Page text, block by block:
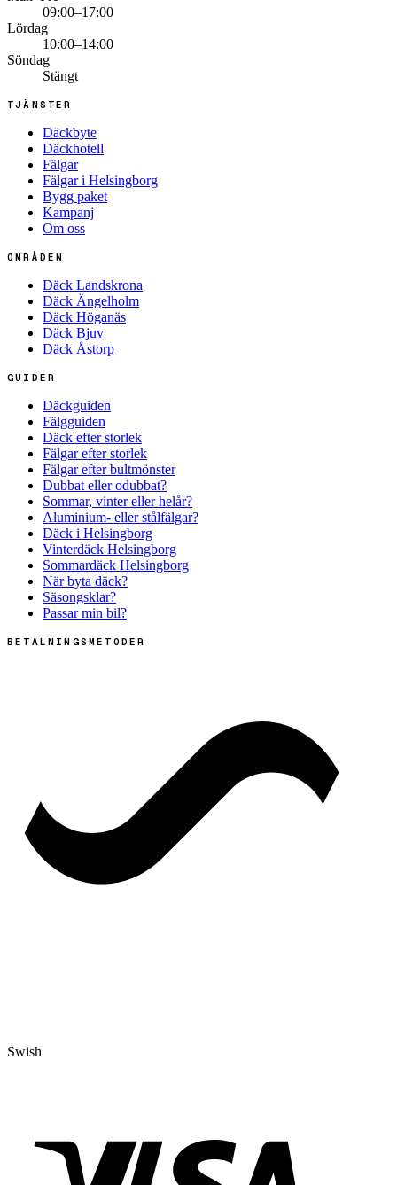
09:00–17:00
Lördag
10:00–14:00
Söndag
Stängt
TJÄNSTER
Däckbyte
Däckhotell
Fälgar
Fälgar i Helsingborg
Bygg paket
Kampanj
Om oss
OMRÅDEN
Däck Landskrona
Däck Ängelholm
Däck Höganäs
Däck Bjuv
Däck Åstorp
GUIDER
Däckguiden
Fälgguiden
Däck efter storlek
Fälgar efter storlek
Fälgar efter bultmönster
Dubbat eller odubbat?
Sommar, vinter eller helår?
Aluminium- eller stålfälgar?
Däck i Helsingborg
Vinterdäck Helsingborg
Sommardäck Helsingborg
När byta däck?
Säsongsklar?
Passar min bil?
BETALNINGSMETODER
Swish